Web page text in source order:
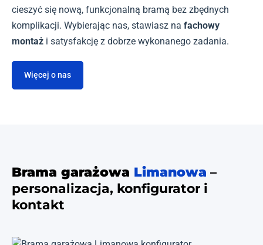
cieszyć się nową, funkcjonalną bramą bez zbędnych
komplikacji. Wybierając nas, stawiasz na fachowy
montaż i satysfakcję z dobrze wykonanego zadania.
Więcej o nas
Brama garażowa Limanowa –
personalizacja, konfigurator i
kontakt